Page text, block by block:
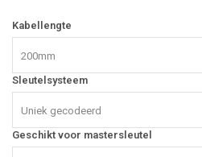
Kabellengte
200mm
Sleutelsysteem
Uniek gecodeerd
Geschikt voor mastersleutel